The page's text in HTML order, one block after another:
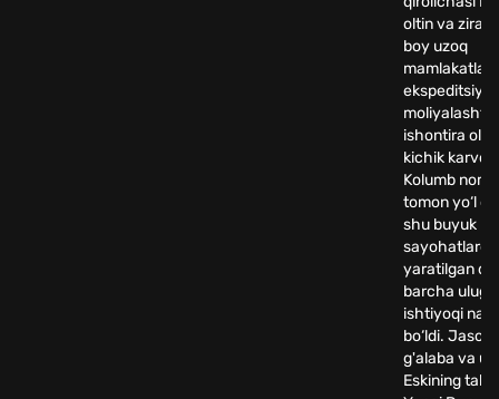
oltin va
boy uzoq
ishontira
kichik
Kolumb
tomon yo‘l
shu buyuk
yaratilgan
barcha
ishtiyoqi
bo‘ldi.
g'alaba va
Eskining